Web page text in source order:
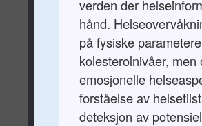
verden der
hånd.
på fysiske
kolesterolnivåer,
emosjonelle
forståelse av
deteksjon av